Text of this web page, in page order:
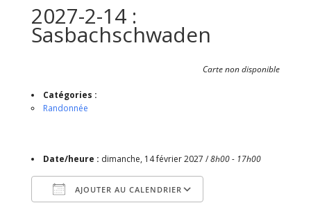
2027-2-14 :
Sasbachschwaden
Carte non disponible
Catégories :
Randonnée
Date/heure : dimanche, 14 février 2027 /8h00 - 17h00
AJOUTER AU CALENDRIER